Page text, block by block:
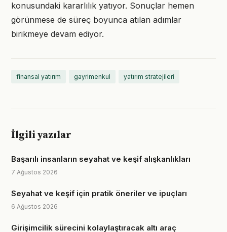
konusundaki kararlılık yatıyor. Sonuçlar hemen
görünmese de süreç boyunca atılan adımlar
birikmeye devam ediyor.
finansal yatırım gayrimenkul yatırım stratejileri
İlgili yazılar
Başarılı insanların seyahat ve keşif alışkanlıkları
7 Ağustos 2026
Seyahat ve keşif için pratik öneriler ve ipuçları
6 Ağustos 2026
Girişimcilik sürecini kolaylaştıracak altı araç